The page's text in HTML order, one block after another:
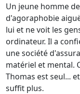
Un jeune homme
d'agoraphobie
lui et ne voit les
ordinateur. Il a
une société
matériel et mental.
Thomas est seul...
suffit plus.